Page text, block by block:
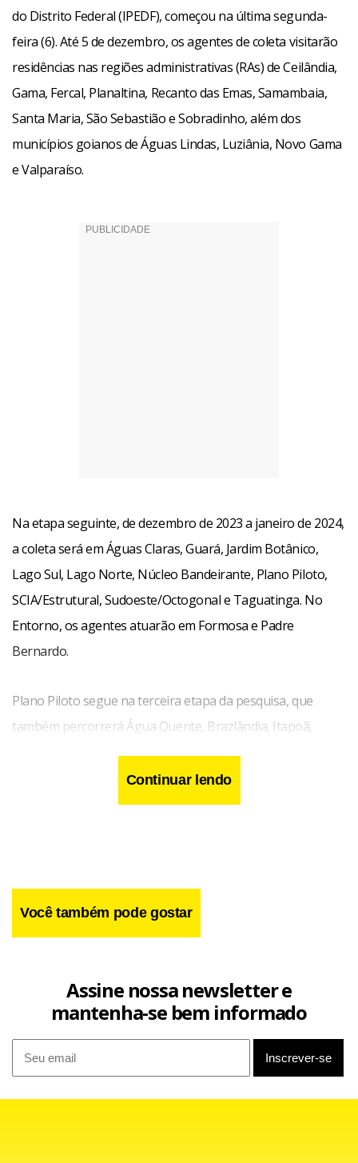
do Distrito Federal (IPEDF), começou na última segunda-
feira (6). Até 5 de dezembro, os agentes de coleta visitarão
residências nas regiões administrativas (RAs) de Ceilândia,
Gama, Fercal, Planaltina, Recanto das Emas, Samambaia,
Santa Maria, São Sebastião e Sobradinho, além dos
municípios goianos de Águas Lindas, Luziânia, Novo Gama
e Valparaíso.
Na etapa seguinte, de dezembro de 2023 a janeiro de 2024,
a coleta será em Águas Claras, Guará, Jardim Botânico,
Lago Sul, Lago Norte, Núcleo Bandeirante, Plano Piloto,
SCIA/Estrutural, Sudoeste/Octogonal e Taguatinga. No
Entorno, os agentes atuarão em Formosa e Padre
Bernardo.
Plano Piloto segue na terceira etapa da pesquisa, que
também percorrerá Água Quente, Brazlândia, Itapoã,
Paranoá, Park Way, Riacho Fundo, Sobradinho II, Varjão,
Vicente Pires e a área rural do Distrito Federal entre janeiro
e fevereiro de 2024. Em Goiás, a coleta será realizada na
Continuar lendo
Você também pode gostar
Assine nossa newsletter e
mantenha-se bem informado